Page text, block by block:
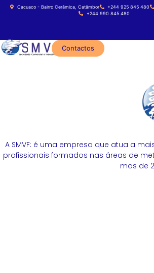
Cacuaco - Bairro Cerâmica, Catâmbor +244 925 845 480
+244 990 845 480
Contactos
A SMVF: é uma empresa que atua a
profissionais formados nas áreas de
mas de